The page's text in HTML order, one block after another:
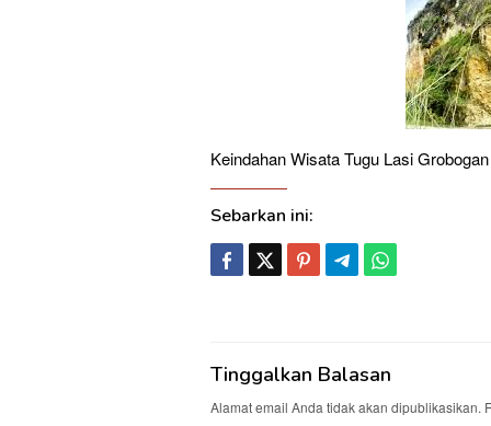
Keindahan Wisata Tugu Lasi
Sebarkan ini:
Tinggalkan Balasan
Alamat email Anda tidak akan dipublikasikan.